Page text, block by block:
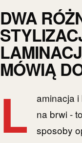
DWA
MÓWIĄ
L
aminacja
na brwi -
sposoby